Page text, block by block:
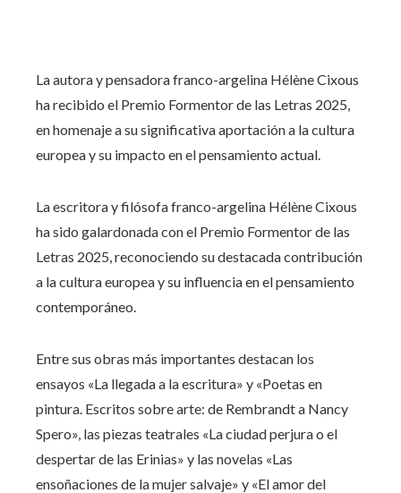
La autora y pensadora franco-argelina Hélène Cixous
ha recibido el Premio Formentor de las Letras 2025,
en homenaje a su significativa aportación a la cultura
europea y su impacto en el pensamiento actual.
​La escritora y filósofa franco-argelina Hélène Cixous
ha sido galardonada con el Premio Formentor de las
Letras 2025, reconociendo su destacada contribución
a la cultura europea y su influencia en el pensamiento
contemporáneo.​
Entre sus obras más importantes destacan los
ensayos «La llegada a la escritura» y «Poetas en
pintura. Escritos sobre arte: de Rembrandt a Nancy
Spero», las piezas teatrales «La ciudad perjura o el
despertar de las Erinias» y las novelas «Las
ensoñaciones de la mujer salvaje» y «El amor del